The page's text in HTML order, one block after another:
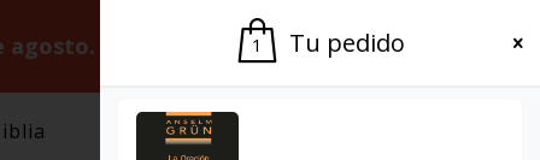
agosto. Gracias por la paciencia.
1 Tu pedido